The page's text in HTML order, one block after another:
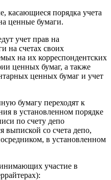
касающиеся порядка учета
ценные бумаги.
учет прав на
на счетах своих
на их корреспондентских
ценных бумаг, а также
ценных бумаг и учет
бумагу переходят к
в установленном порядке
по счету депо
выпиской со счета депо,
в установленном
участие в